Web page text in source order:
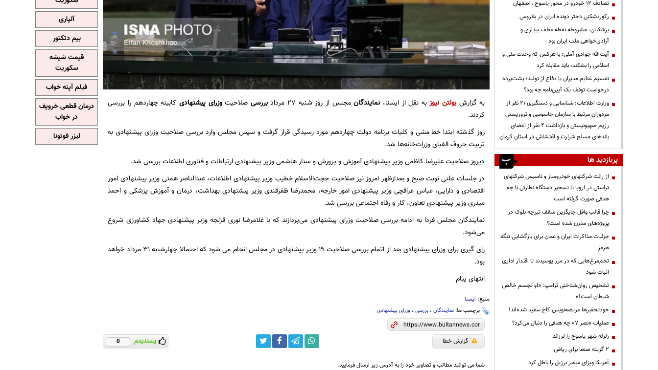
به گزارش بولتن نیوز به نقل از ایسنا، نمایندگانمجلس از روز شنبه ۲۷ مرداد بررسی صلاحیتوزرای پیشنهادی کابینه چهاردهم را بررسی
کردند.
روز گذشته ابتدا خط‌ مشی و کلیات برنامه دولت چهاردهم مورد رسیدگی قرار گرفت و سپس مجلس وارد بررسی صلاحیت وزرای پیشنهادی به
تربیت حروف الفبای وزرات‌خانه‌ها شد.
دیروز صلاحیت علیرضا کاظمی وزیر پیشنهادی آموزش و پرورش و ستار هاشمی وزیر پیشنهادی ارتباطات و فناوری اطلاعات بررسی شد.
در جلسات علنی نوبت صبح و بعدازظهر امروز نیز صلاحیت حجت‌الاسلام خطیب وزیر پیشنهادی اطلاعات، عبدالناصر همتی وزیر پیشنهادی امور
اقتصادی و دارایی، عباس عراقچی وزیر پیشنهادی امور خارجه، محمدرضا ظفرقندی وزیر پیشنهادی بهداشت، درمان و آموزش پزشکی و احمد
میدری وزیر پیشنهادی تعاون، کار و رفاه اجتماعی بررسی شد.
نمایندگان مجلس فردا به ادامه بررسی صلاحیت وزرای پیشنهادی می‌پردازند که با غلامرضا نوری قزلجه وزیر پیشنهادی جهاد کشاورزی شروع
می‌شود.
رای گیری برای وزرای پیشنهادی بعد از اتمام بررسی صلاحیت ۱۹ وزیر پیشنهادی در مجلس انجام می شود که احتمالا چهارشنبه ۳۱ مرداد خواهد
بود.
انتهای پیام
منبع: ایسنا
برچسب ها: نمایندگان، بررسی، وزرای پیشنهادی
گزارش خطا پسندیدم 0
شما می توانید مطالب و تصاویر خود را به آدرس زیر ارسال فرمایید.
تصادف ۱۲ خودرو در محور یاسوج ـ اصفهان
رکوردشکنی دختر دونده ایران در بلاروس
پزشکیان: مشروطه نقطه عطف بیداری و
آزادی‌خواهی ملت ایران بود
آیت‌الله جوادی آملی: با هرکس که وحدت ملی و
اسلامی را بشکند، باید مقابله کرد
تقسیم غنایم مدیران یا دفاع از تولید؛ پشت‌پرده
درخواست توقف یک آیین‌نامه چه بود؟
وزارت اطلاعات: شناسایی و دستگیری ۲۱ نفر از
مزدوران مرتبط با سازمان جاسوسی و تروریستی
رژیم صهیونیستی و بازداشت ۴ نفر از اعضای
باندهای مسلح شرارت و اغتشاش در استان کرمان
پربازدید ها
از رانت‌ شرکتهای خودروساز و تاسیس شرکتهای
تراستی در اروپا تا تسخیر دستگاه نظارتی با چه
هدفی صورت گرفته است
چرا قالب وافل جایگزین سقف تیرچه بلوک در
پروژه‌های مدرن شده است؟
جزئیات مذاکرات ایران و عمان برای بازگشایی تنگه
هرمز
تخم‌مرغ‌هایی که در مرز پوسیدند تا اقتدار اداری
اثبات شود
تشخیص روان‌شناختی ترامپ: «او تجسم خالص
شیطان است!»
خودتحقیرها عریضه‌نویس کاخ سفید شده‌اند!
عملیات «نصر ۷» چه هدفی را دنبال می‌کرد؟
زلزله شهر یاسوج را لرزاند
۲ گزینه صنعا برای ریاض
آمریکا ویزای سفیر برزیل را باطل کرد
آلپاری
بیم دتکتور
قیمت شیشه
سکوریت
فیلم آپنه خواب
درمان قطعی خروپف
در خواب
لیزر فوتونا